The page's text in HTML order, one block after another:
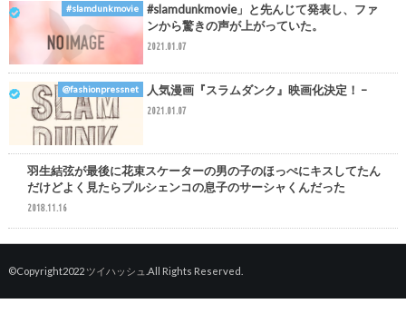
#slamdunkmovie
#slamdunkmovie」と先んじて発表し、ファ
ンから驚きの声が上がっていた。
2021.01.07
@fashionpressnet 人気漫画『スラムダンク』映画化決定！ –
2021.01.07
#羽生結弦
羽生結弦が最後に花束スケーターの男の子のほっぺにキスしてたん
だけどよく見たらプルシェンコの息子のサーシャくんだった
2018.11.16
©Copyright2022 ツイハッシュ .All Rights Reserved.